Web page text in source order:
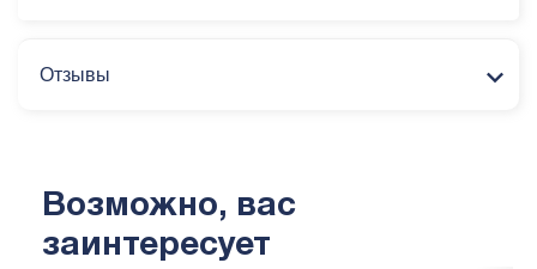
Отзывы
Возможно, вас
заинтересует